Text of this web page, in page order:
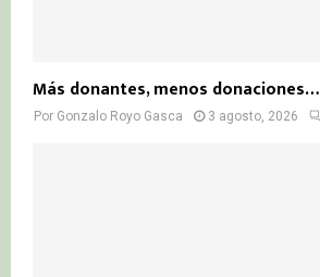
Más donantes, menos donaciones…
Por Gonzalo Royo Gasca 3 agosto, 2026